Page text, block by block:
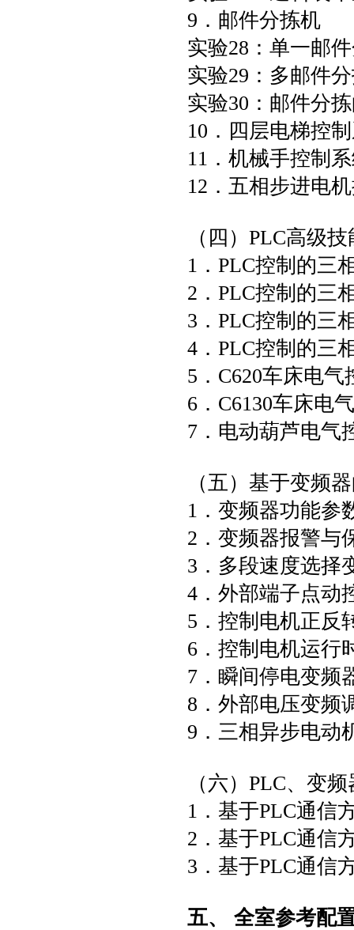
9．邮件分拣机
实验28：单一邮
实验29：多邮件
实验30：邮件分
10．四层电梯控
11．机械手控制
12．五相步进电
（四）PLC高级
1．PLC控制的三
2．PLC控制的三
3．PLC控制的三
4．PLC控制的三
5．C620车床电气
6．C6130车床电
7．电动葫芦电气
（五）基于变频
1．变频器功能参
2．变频器报警与
3．多段速度选择
4．外部端子点动
5．控制电机正反
6．控制电机运行
7．瞬间停电变频
8．外部电压变频
9．三相异步电动
（六）PLC、变
1．基于PLC通信
2．基于PLC通信
3．基于PLC通信
五、 全室参考配